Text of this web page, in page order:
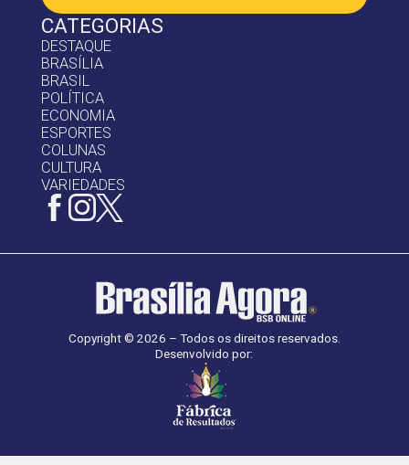
CATEGORIAS
DESTAQUE
BRASÍLIA
BRASIL
POLÍTICA
ECONOMIA
ESPORTES
COLUNAS
CULTURA
VARIEDADES
Copyright © 2026 – Todos os direitos reservados.
Desenvolvido por: